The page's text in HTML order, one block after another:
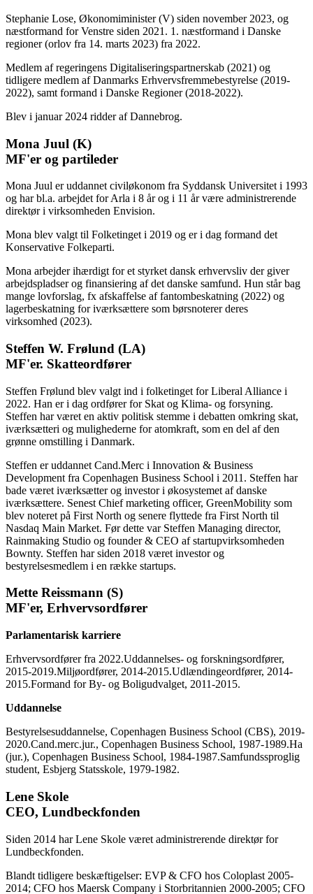
Stephanie Lose, Økonomiminister (V) siden november 2023, og
næstformand for Venstre siden 2021. 1. næstformand i Danske
regioner (orlov fra 14. marts 2023) fra 2022.
Medlem af regeringens Digitaliseringspartnerskab (2021) og
tidligere medlem af Danmarks Erhvervsfremmebestyrelse (2019-
2022), samt formand i Danske Regioner (2018-2022).
Blev i januar 2024 ridder af Dannebrog.
Mona Juul (K)
MF'er og partileder
Mona Juul er uddannet civiløkonom fra Syddansk Universitet i 1993
og har bl.a. arbejdet for Arla i 8 år og i 11 år være administrerende
direktør i virksomheden Envision.
Mona blev valgt til Folketinget i 2019 og er i dag formand det
Konservative Folkeparti.
Mona arbejder ihærdigt for et styrket dansk erhvervsliv der giver
arbejdspladser og finansiering af det danske samfund. Hun står bag
mange lovforslag, fx afskaffelse af fantombeskatning (2022) og
lagerbeskatning for iværksættere som børsnoterer deres
virksomhed (2023).
Steffen W. Frølund (LA)
MF'er. Skatteordfører
Steffen Frølund blev valgt ind i folketinget for Liberal Alliance i
2022. Han er i dag ordfører for Skat og Klima- og forsyning.
Steffen har været en aktiv politisk stemme i debatten omkring skat,
iværksætteri og mulighederne for atomkraft, som en del af den
grønne omstilling i Danmark.
Steffen er uddannet Cand.Merc i Innovation & Business
Development fra Copenhagen Business School i 2011. Steffen har
bade været iværksætter og investor i økosystemet af danske
iværksættere. Senest Chief marketing officer, GreenMobility som
blev noteret på First North og senere flyttede fra First North til
Nasdaq Main Market. Før dette var Steffen Managing director,
Rainmaking Studio og founder & CEO af startupvirksomheden
Bownty. Steffen har siden 2018 været investor og
bestyrelsesmedlem i en række startups.
Mette Reissmann (S)
MF'er, Erhvervsordfører
Parlamentarisk karriere
Erhvervsordfører fra 2022.Uddannelses- og forskningsordfører,
2015-2019.Miljøordfører, 2014-2015.Udlændingeordfører, 2014-
2015.Formand for By- og Boligudvalget, 2011-2015.
Uddannelse
Bestyrelsesuddannelse, Copenhagen Business School (CBS), 2019-
2020.Cand.merc.jur., Copenhagen Business School, 1987-1989.Ha
(jur.), Copenhagen Business School, 1984-1987.Samfundssproglig
student, Esbjerg Statsskole, 1979-1982.
Lene Skole
CEO, Lundbeckfonden
Siden 2014 har Lene Skole været administrerende direktør for
Lundbeckfonden.
Blandt tidligere beskæftigelser: EVP & CFO hos Coloplast 2005-
2014; CFO hos Maersk Company i Storbritannien 2000-2005; CFO